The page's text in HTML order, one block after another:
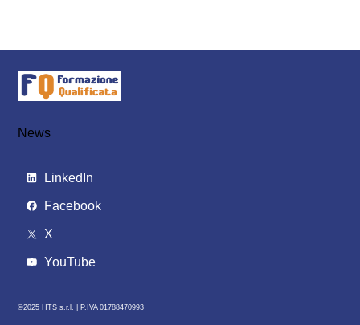
News
LinkedIn
Facebook
X
YouTube
©2025 HTS s.r.l. | P.IVA 01788470993